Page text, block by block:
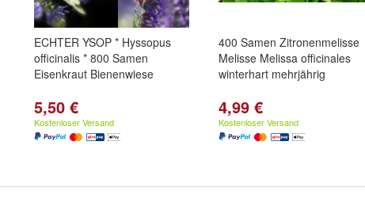
ECHTER YSOP * Hyssopus
officinalis * 800 Samen
Eisenkraut Bienenwiese
5,50 €
Kostenloser Versand
400 Samen Zitronenmelisse
Melisse Melissa officinales
winterhart mehrjährig
4,99 €
Kostenloser Versand